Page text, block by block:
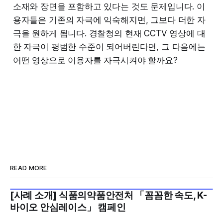
소재와 장면을 포함하고 있다는 것도 문제입니다. 이
용자들은 기존의 자극에 익숙해지면, 그보다 더한 자
극을 원하게 됩니다. 경찰청의 현재 CCTV 영상에 대
한 자극이 평범한 수준이 되어버린다면, 그 다음에는
어떤 영상으로 이용자를 자극시켜야 할까요?
READ MORE
2026년 7월 5주
[사례 소개] 식품의약품안전처 「꼼꼼한 속도, K-
바이오 안심레이스」 캠페인